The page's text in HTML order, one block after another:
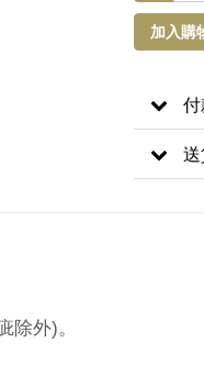
加入購
除外)。